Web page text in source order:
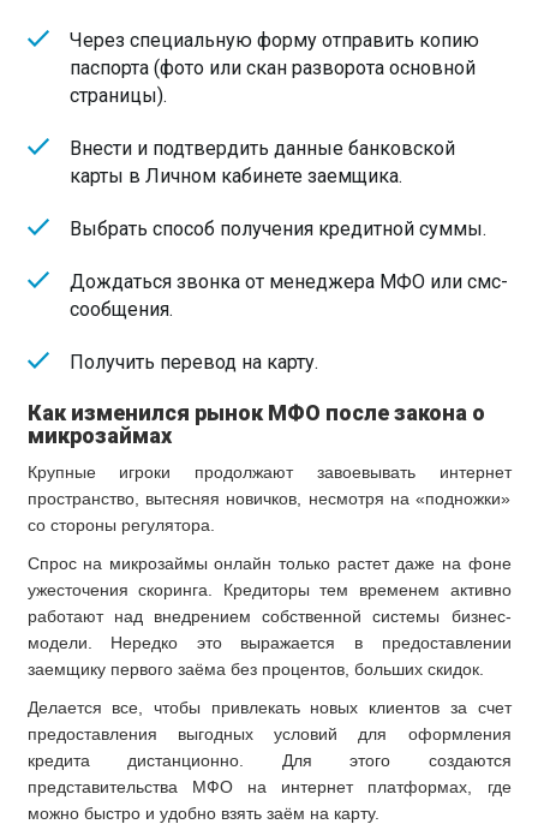
Через специальную форму отправить копию
паспорта (фото или скан разворота основной
страницы).
Внести и подтвердить данные банковской
карты в Личном кабинете заемщика.
Выбрать способ получения кредитной суммы.
Дождаться звонка от менеджера МФО или смс-
сообщения.
Получить перевод на карту.
Как изменился рынок МФО после закона о
микрозаймах
Крупные игроки продолжают завоевывать интернет
пространство, вытесняя новичков, несмотря на «подножки»
со стороны регулятора.
Спрос на микрозаймы онлайн только растет даже на фоне
ужесточения скоринга. Кредиторы тем временем активно
работают над внедрением собственной системы бизнес-
модели. Нередко это выражается в предоставлении
заемщику первого заёма без процентов, больших скидок.
Делается все, чтобы привлекать новых клиентов за счет
предоставления выгодных условий для оформления
кредита дистанционно. Для этого создаются
представительства МФО на интернет платформах, где
можно быстро и удобно взять заём на карту.